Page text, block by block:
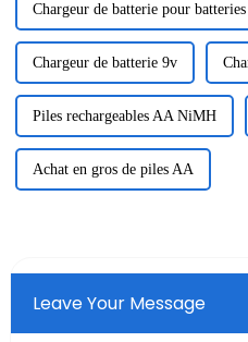
Chargeur de batterie pour batteries
Chargeur de batterie 9v
Piles rechargeables AA NiMH
Achat en gros de piles AA
Leave Your Message